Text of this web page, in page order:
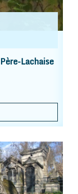
Lachaise